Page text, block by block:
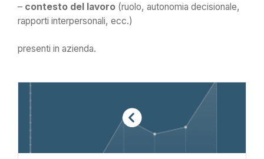
– contesto del lavoro (ruolo, autonomia decisionale,
rapporti interpersonali, ecc.)
presenti in azienda.